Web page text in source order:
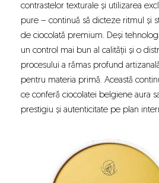
contrastelor texturale și utilizarea
pure – continuă să dicteze ritmul și
de ciocolată premium. Deși
un control mai bun al calității și o
procesului a rămas profund
pentru materia primă. Această
ce conferă ciocolatei belgiene aura
prestigiu și autenticitate pe plan